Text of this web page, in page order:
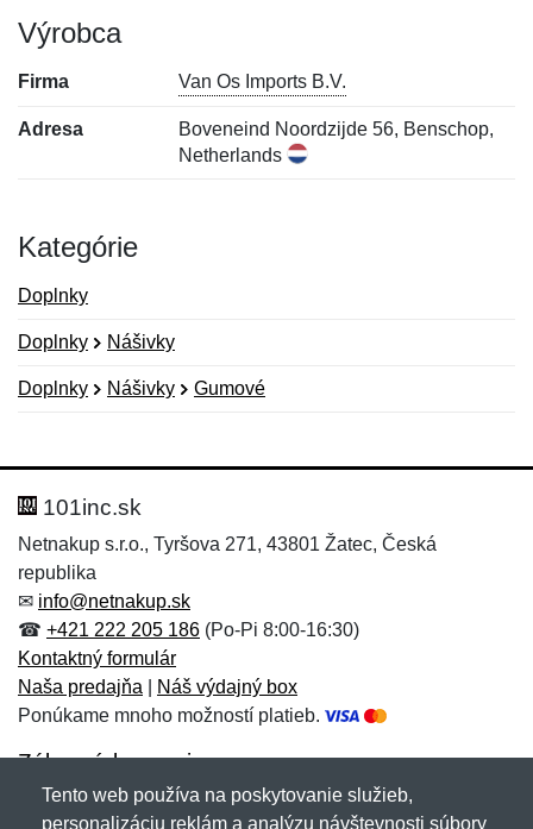
Výrobca
Firma Van Os Imports B.V.
Adresa
Boveneind Noordzijde 56, Benschop,
Netherlands
Kategórie
Doplnky
Doplnky Nášivky
Doplnky Nášivky Gumové
Hodnotenie:
Meno:*
E-mail:
Správa*
Meno:
E-mail:*
Správa*
101inc.sk
Netnakup s.r.o., Tyršova 271, 43801 Žatec, Česká
republika
✉ info@netnakup.sk
☎ +421 222 205 186 (Po-Pi 8:00-16:30)
Kontaktný formulár
Naša predajňa
Náš výdajný box
Ponúkame mnoho možností platieb.
Zákaznícky servis
Novinky emailom
Tento web používa na poskytovanie služieb,
personalizáciu reklám a analýzu návštevnosti súbory